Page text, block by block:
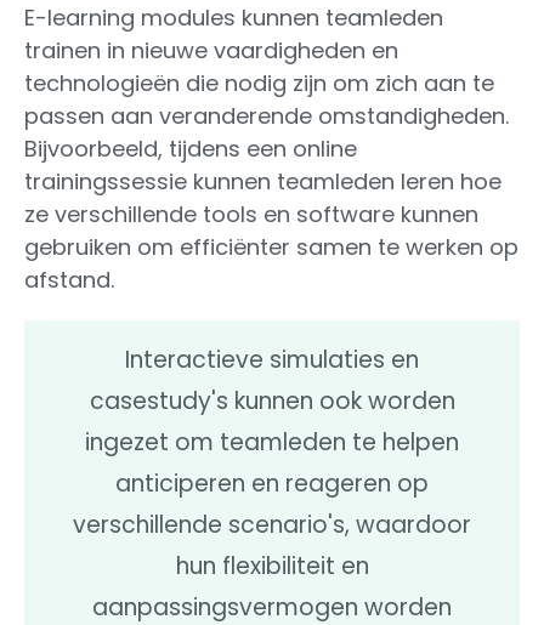
E-learning modules kunnen teamleden
trainen in nieuwe vaardigheden en
technologieën die nodig zijn om zich aan te
passen aan veranderende omstandigheden.
Bijvoorbeeld, tijdens een online
trainingssessie kunnen teamleden leren hoe
ze verschillende tools en software kunnen
gebruiken om efficiënter samen te werken op
afstand.
Interactieve simulaties en
casestudy's kunnen ook worden
ingezet om teamleden te helpen
anticiperen en reageren op
verschillende scenario's, waardoor
hun flexibiliteit en
aanpassingsvermogen worden